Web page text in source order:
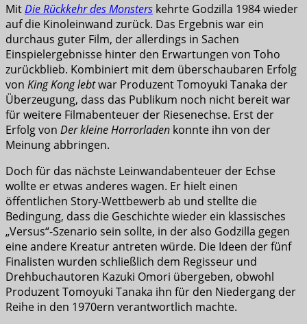
MitDie Rückkehr des Monsters kehrte Godzilla 1984 wieder
auf die Kinoleinwand zurück. Das Ergebnis war ein
durchaus guter Film, der allerdings in Sachen
Einspielergebnisse hinter den Erwartungen von Toho
zurückblieb. Kombiniert mit dem überschaubaren Erfolg
von King Kong lebtwar Produzent Tomoyuki Tanaka der
Überzeugung, dass das Publikum noch nicht bereit war
für weitere Filmabenteuer der Riesenechse. Erst der
Erfolg von Der kleine Horrorladen konnte ihn von der
Meinung abbringen.
Doch für das nächste Leinwandabenteuer der Echse
wollte er etwas anderes wagen. Er hielt einen
öffentlichen Story-Wettbewerb ab und stellte die
Bedingung, dass die Geschichte wieder ein klassisches
„Versus“-Szenario sein sollte, in der also Godzilla gegen
eine andere Kreatur antreten würde. Die Ideen der fünf
Finalisten wurden schließlich dem Regisseur und
Drehbuchautoren Kazuki Omori übergeben, obwohl
Produzent Tomoyuki Tanaka ihn für den Niedergang der
Reihe in den 1970ern verantwortlich machte.